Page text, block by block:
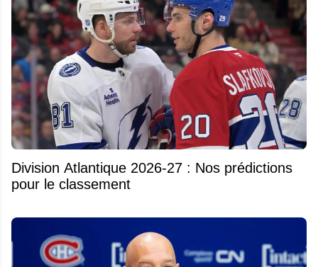
Division Atlantique 2026-27 : Nos prédictions
pour le classement